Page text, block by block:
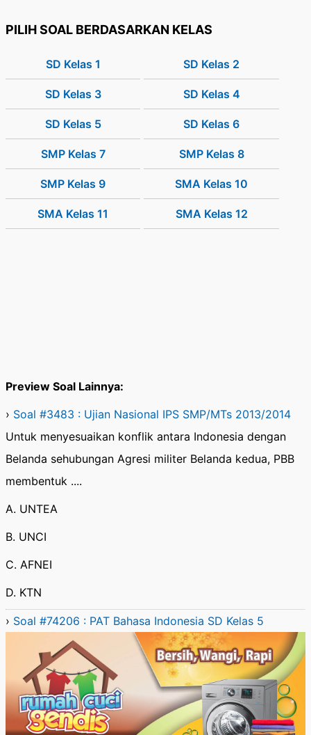
PILIH SOAL BERDASARKAN KELAS
SD Kelas 1 SD Kelas 2
SD Kelas 3 SD Kelas 4
SD Kelas 5 SD Kelas 6
SMP Kelas 7 SMP Kelas 8
SMP Kelas 9 SMA Kelas 10
SMA Kelas 11 SMA Kelas 12
Preview Soal Lainnya:
› Soal #3483 : Ujian Nasional IPS SMP/MTs 2013/2014
Untuk menyesuaikan konflik antara Indonesia dengan
Belanda sehubungan Agresi militer Belanda kedua, PBB
membentuk ....
A. UNTEA
B. UNCI
C. AFNEI
D. KTN
› Soal #74206 : PAT Bahasa Indonesia SD Kelas 5